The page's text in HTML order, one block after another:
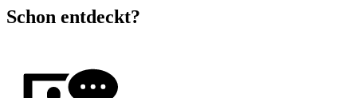
Schon entdeckt?